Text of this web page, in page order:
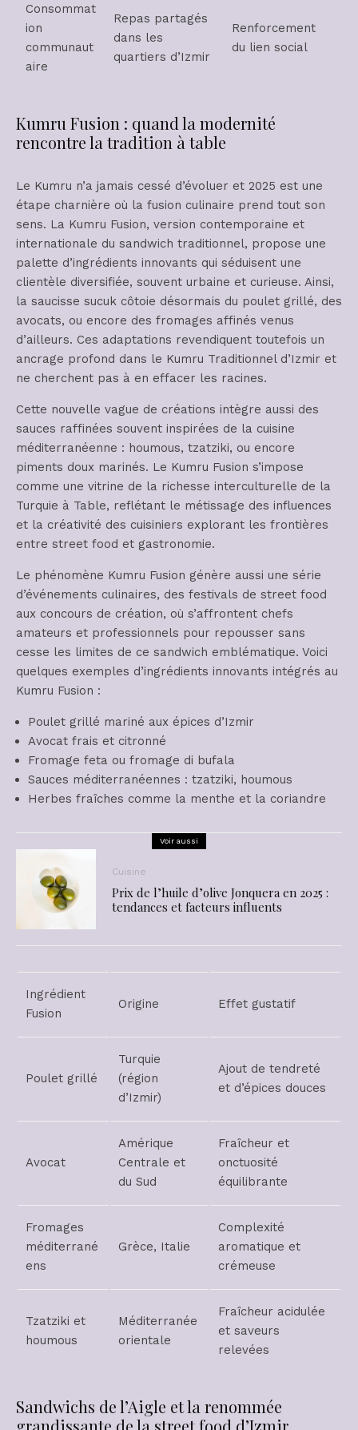
Consommat
ion
communaut
aire
Repas partagés
dans les
quartiers d’Izmir
Renforcement
du lien social
Kumru Fusion : quand la modernité
rencontre la tradition à table
Le Kumru n’a jamais cessé d’évoluer et 2025 est une
étape charnière où la fusion culinaire prend tout son
sens. La Kumru Fusion, version contemporaine et
internationale du sandwich traditionnel, propose une
palette d’ingrédients innovants qui séduisent une
clientèle diversifiée, souvent urbaine et curieuse. Ainsi,
la saucisse sucuk côtoie désormais du poulet grillé, des
avocats, ou encore des fromages affinés venus
d’ailleurs. Ces adaptations revendiquent toutefois un
ancrage profond dans le Kumru Traditionnel d’Izmir et
ne cherchent pas à en effacer les racines.
Cette nouvelle vague de créations intègre aussi des
sauces raffinées souvent inspirées de la cuisine
méditerranéenne : houmous, tzatziki, ou encore
piments doux marinés. Le Kumru Fusion s’impose
comme une vitrine de la richesse interculturelle de la
Turquie à Table, reflétant le métissage des influences
et la créativité des cuisiniers explorant les frontières
entre street food et gastronomie.
Le phénomène Kumru Fusion génère aussi une série
d’événements culinaires, des festivals de street food
aux concours de création, où s’affrontent chefs
amateurs et professionnels pour repousser sans
cesse les limites de ce sandwich emblématique. Voici
quelques exemples d’ingrédients innovants intégrés au
Kumru Fusion :
Poulet grillé mariné aux épices d’Izmir
Avocat frais et citronné
Fromage feta ou fromage di bufala
Sauces méditerranéennes : tzatziki, houmous
Herbes fraîches comme la menthe et la coriandre
Voir aussi
Cuisine
Prix de l’huile d’olive Jonquera en 2025 :
tendances et facteurs influents
Ingrédient
Fusion
Origine Effet gustatif
Poulet grillé
Turquie
(région
d’Izmir)
Ajout de tendreté
et d’épices douces
Avocat
Amérique
Centrale et
du Sud
Fraîcheur et
onctuosité
équilibrante
Fromages
méditerrané
ens
Grèce, Italie
Complexité
aromatique et
crémeuse
Tzatziki et
houmous
Méditerranée
orientale
Fraîcheur acidulée
et saveurs
relevées
Sandwichs de l’Aigle et la renommée
grandissante de la street food d’Izmir